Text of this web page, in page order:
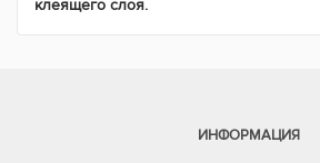
клеящего слоя.
ИНФОРМАЦИЯ